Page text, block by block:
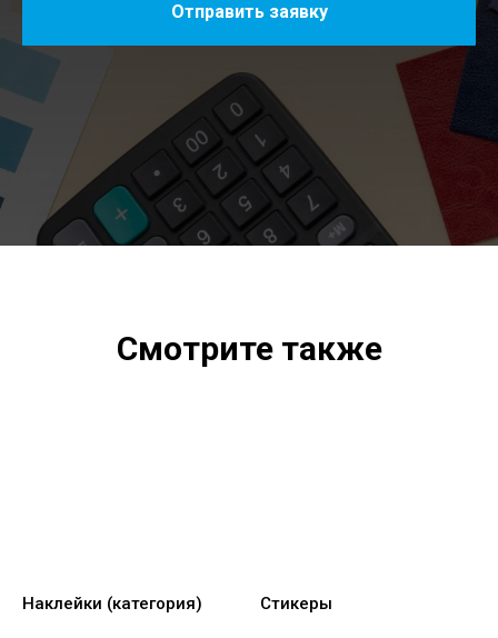
Отправить заявку
Смотрите также
Наклейки (категория) Стикеры